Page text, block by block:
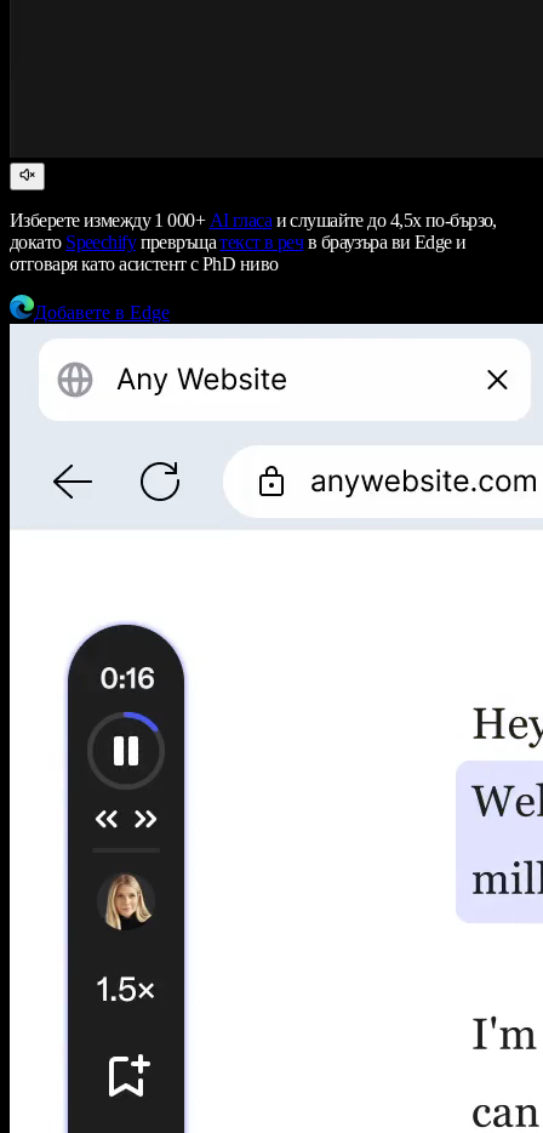
Изберете измежду 1 000+ AI гласа и слушайте до 4,5x по-бързо,
докато Speechifyпревръщатекст в речв браузъра ви Edge и
отговаря като асистент с PhD ниво
Добавете в Edge